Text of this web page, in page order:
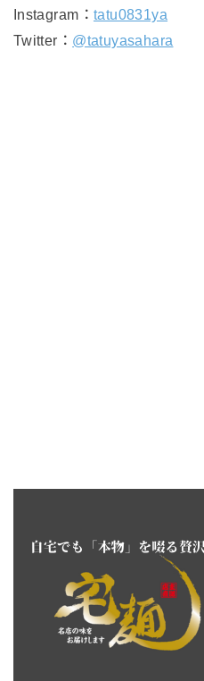
Instagram： tatu0831ya
Twitter： @tatuyasahara